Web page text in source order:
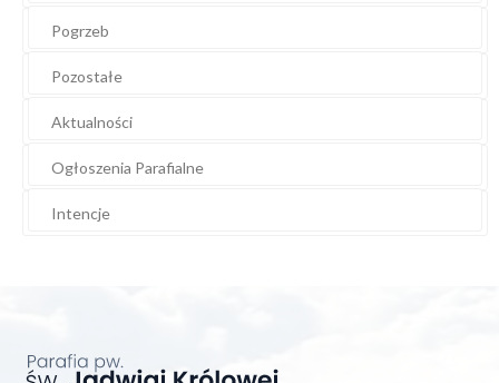
Pogrzeb
Pozostałe
Aktualności
Ogłoszenia Parafialne
Intencje